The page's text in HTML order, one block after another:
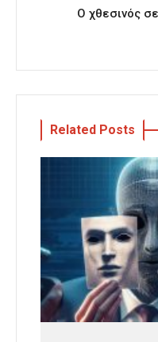
Ο χθεσινός
Related Posts